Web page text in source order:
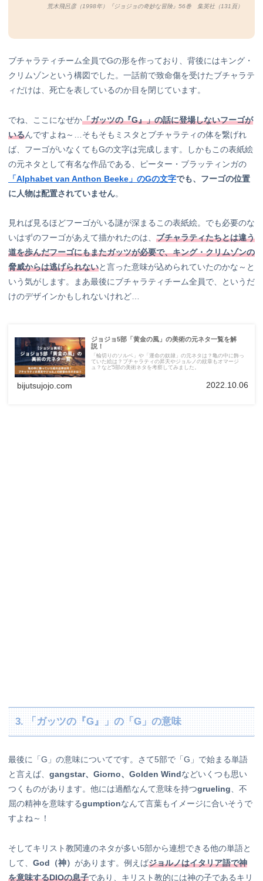
荒木飛呂彦（1998年）『ジョジョの奇妙な冒険』56巻 集英社（131頁）
ブチャラティチーム全員でGの形を作っており、背後にはキング・
クリムゾンという構図でした。一話前で致命傷を受けたブチャラテ
ィだけは、死亡を表しているのか目を閉じています。
でね、ここになぜか「ガッツの『G』」の話に登場しないフーゴが
いるんですよね～…そもそもミスタとブチャラティの体を繋げれ
ば、フーゴがいなくてもGの文字は完成します。しかもこの表紙絵
の元ネタとして有名な作品である、ピーター・ブラッティンガの
「Alphabet van Anthon Beeke」のGの文字でも、フーゴの位置
に人物は配置されていません。
見れば見るほどフーゴがいる謎が深まるこの表紙絵。でも必要のな
いはずのフーゴがあえて描かれたのは、 ブチャラティたちとは違う
道を歩んだフーゴにもまたガッツが必要で、キング・クリムゾンの
脅威からは逃げられないと言った意味が込められていたのかな～と
いう気がします。まあ最後にブチャラティチーム全員で、というだ
けのデザインかもしれないけれど…
ジョジョ5部「黄金の風」の美術の元ネタ一覧を解
説！
「輪切りのソルベ」や「運命の奴隷」の元ネタは？亀の中に飾っ
ていた絵は？ブチャラティの昇天やジョルノの紋章もオマージ
ュ？など5部の美術ネタを考察してみました。
bijutsujojo.com 2022.10.06
3. 「ガッツの『G』」の「G」の意味
最後に「G」の意味についてです。さて5部で「G」で始まる単語
と言えば、 gangstar、Giorno、Golden Windなどいくつも思い
つくものがあります。他には過酷なんて意味を持つgrueling、不
屈の精神を意味するgumptionなんて言葉もイメージに合いそうで
すよね～！
そしてキリスト教関連のネタが多い5部から連想できる他の単語と
して、 God（神） があります。例えばジョルノはイタリア語で神
を意味するDIOの息子であり、キリスト教的には神の子であるキリ